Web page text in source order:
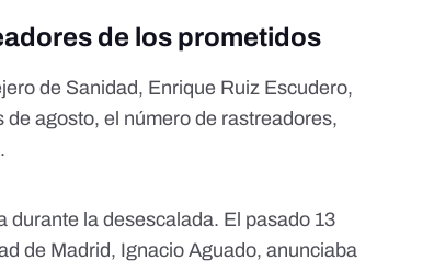
de los prometidos
de Sanidad, Enrique Ruiz Escudero,
agosto, el número de rastreadores,
durante la desescalada. El pasado 13
de Madrid, Ignacio Aguado, anunciaba